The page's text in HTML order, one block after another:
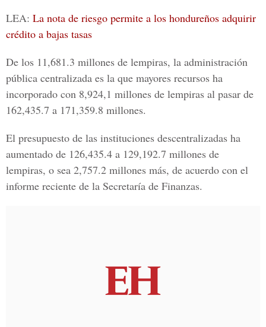
LEA: La nota de riesgo permite a los hondureños adquirir
crédito a bajas tasas
De los 11,681.3 millones de lempiras, la administración
pública centralizada es la que mayores recursos ha
incorporado con 8,924,1 millones de lempiras al pasar de
162,435.7 a 171,359.8 millones.
El presupuesto de las instituciones descentralizadas ha
aumentado de 126,435.4 a 129,192.7 millones de
lempiras, o sea 2,757.2 millones más, de acuerdo con el
informe reciente de la Secretaría de Finanzas.